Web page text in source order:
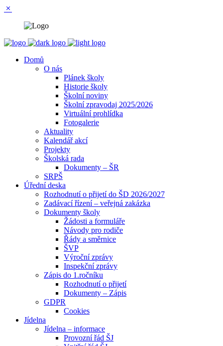
Domů
O nás
Plánek školy
Historie školy
Školní noviny
Školní zpravodaj 2025/2026
Virtuální prohlídka
Fotogalerie
Aktuality
Kalendář akcí
Projekty
Školská rada
Dokumenty – ŠR
SRPŠ
Úřední deska
Rozhodnutí o přijetí do ŠD 2026/2027
Zadávací řízení – veřejná zakázka
Dokumenty školy
Žádosti a formuláře
Návody pro rodiče
Řády a směrnice
ŠVP
Výroční zprávy
Inspekční zprávy
Zápis do 1.ročníku
Rozhodnutí o přijetí
Dokumenty – Zápis
GDPR
Cookies
Jídelna
Jídelna – informace
Provozní řád ŠJ